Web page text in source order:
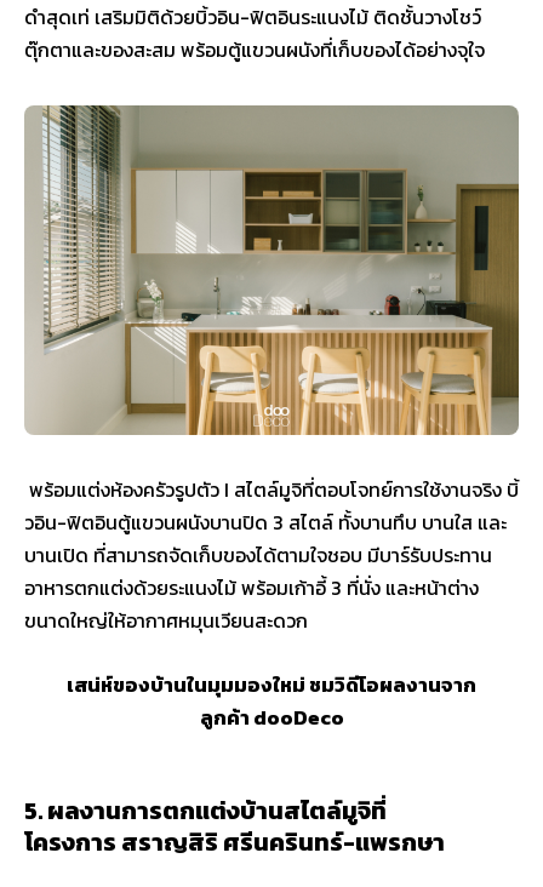
ดำสุดเท่ เสริมมิติด้วยบิ้วอิน-ฟิตอินระแนงไม้ ติดชั้นวางโชว์
ตุ๊กตาและของสะสม พร้อมตู้แขวนผนังที่เก็บของได้อย่างจุใจ
พร้อมแต่งห้องครัวรูปตัว I สไตล์มูจิที่ตอบโจทย์การใช้งานจริง บิ้
วอิน-ฟิตอินตู้แขวนผนังบานปิด 3 สไตล์ ทั้งบานทึบ บานใส และ
บานเปิด ที่สามารถจัดเก็บของได้ตามใจชอบ มีบาร์รับประทาน
อาหารตกแต่งด้วยระแนงไม้ พร้อมเก้าอี้ 3 ที่นั่ง และหน้าต่าง
ขนาดใหญ่ให้อากาศหมุนเวียนสะดวก
เสน่ห์ของบ้านในมุมมองใหม่ ชมวิดีโอผลงานจาก
ลูกค้า dooDeco
5. ผลงานการตกแต่งบ้านสไตล์มูจิที่
โครงการ สราญสิริ ศรีนครินทร์-แพรกษา